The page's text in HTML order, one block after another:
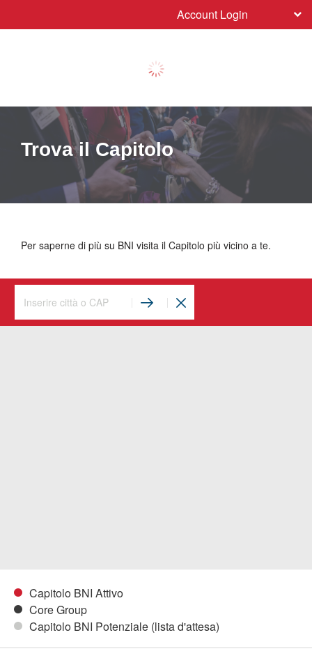
Account Login
Trova il Capitolo
Per saperne di più su BNI visita il Capitolo più vicino a te.
Capitolo BNI Attivo
Core Group
Capitolo BNI Potenziale (lista d'attesa)